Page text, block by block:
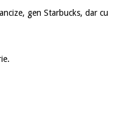
gen Starbucks, dar cu